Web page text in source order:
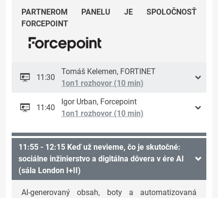
PARTNEROM PANELU JE SPOLOČNOSŤ
FORCEPOINT
11:30
Tomáš Kelemen, FORTINET
1on1 rozhovor (10 min)
11:40
Igor Urban, Forcepoint
1on1 rozhovor (10 min)
11:55 - 12:15 Keď už nevieme, čo je skutočné:
sociálne inžinierstvo a digitálna dôvera v ére AI
(sála London I+II)
AI-generovaný obsah, boty a automatizovaná